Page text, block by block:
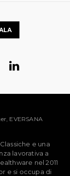
EVERSANA
e una
lavorativa a
nel 2011
e si occupa di